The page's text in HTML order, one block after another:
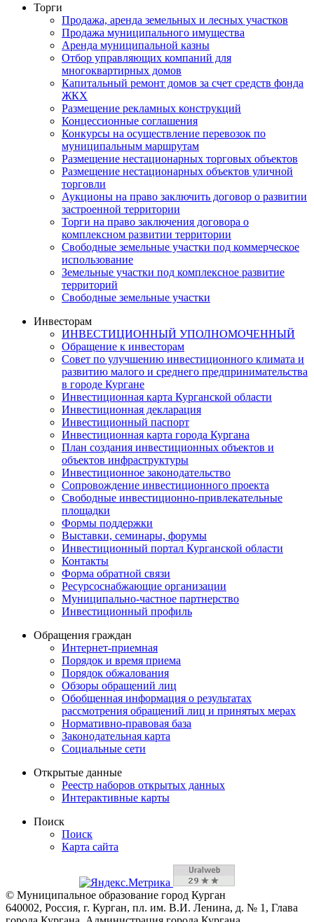
Торги
Продажа, аренда земельных и лесных участков
Продажа муниципального имущества
Аренда муниципальной казны
Отбор управляющих компаний для
многоквартирных домов
Капитальный ремонт домов за счет средств фонда
ЖКХ
Размещение рекламных конструкций
Концессионные соглашения
Конкурсы на осуществление перевозок по
муниципальным маршрутам
Размещение нестационарных торговых объектов
Размещение нестационарных объектов уличной
торговли
Аукционы на право заключить договор о развитии
застроенной территории
Торги на право заключения договора о
комплексном развитии территории
Свободные земельные участки под коммерческое
использование
Земельные участки под комплексное развитие
территорий
Свободные земельные участки
Инвесторам
ИНВЕСТИЦИОННЫЙ УПОЛНОМОЧЕННЫЙ
Обращение к инвесторам
Совет по улучшению инвестиционного климата и
развитию малого и среднего предпринимательства
в городе Кургане
Инвестиционная карта Курганской области
Инвестиционная декларация
Инвестиционный паспорт
Инвестиционная карта города Кургана
План создания инвестиционных объектов и
объектов инфраструктуры
Инвестиционное законодательство
Сопровождение инвестиционного проекта
Свободные инвестиционно-привлекательные
площадки
Формы поддержки
Выставки, семинары, форумы
Инвестиционный портал Курганской области
Контакты
Форма обратной связи
Ресурсоснабжающие организации
Муниципально-частное партнерство
Инвестиционный профиль
Обращения граждан
Интернет-приемная
Порядок и время приема
Порядок обжалования
Обзоры обращений лиц
Обобщенная информация о результатах
рассмотрения обращений лиц и принятых мерах
Нормативно-правовая база
Законодательная карта
Социальные сети
Открытые данные
Реестр наборов открытых данных
Интерактивные карты
Поиск
Поиск
Карта сайта
© Муниципальное образование город Курган
640002, Россия, г. Курган, пл. им. В.И. Ленина, д. № 1, Глава